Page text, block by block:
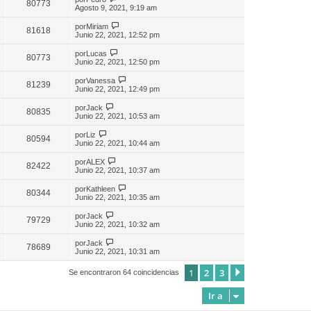
80773
Agosto 9, 2021, 9:19 am
81618 porMiriam
Junio 22, 2021, 12:52 pm
80773 porLucas
Junio 22, 2021, 12:50 pm
81239 porVanessa
Junio 22, 2021, 12:49 pm
80835 porJack
Junio 22, 2021, 10:53 am
80594 porLiz
Junio 22, 2021, 10:44 am
82422 porALEX
Junio 22, 2021, 10:37 am
80344 porKathleen
Junio 22, 2021, 10:35 am
79729 porJack
Junio 22, 2021, 10:32 am
78689 porJack
Junio 22, 2021, 10:31 am
Se encontraron 64 coincidencias 1 2 3
Ir a